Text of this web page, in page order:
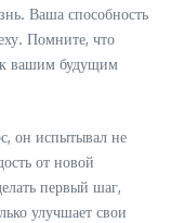
Ваша способность
Помните, что
к вашим будущим
он испытывал не
от новой
первый шаг,
улучшает свои